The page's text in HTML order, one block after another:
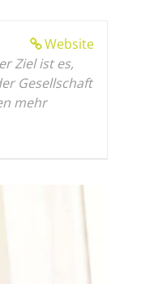
Website
Ziel ist es,
Gesellschaft
mehr